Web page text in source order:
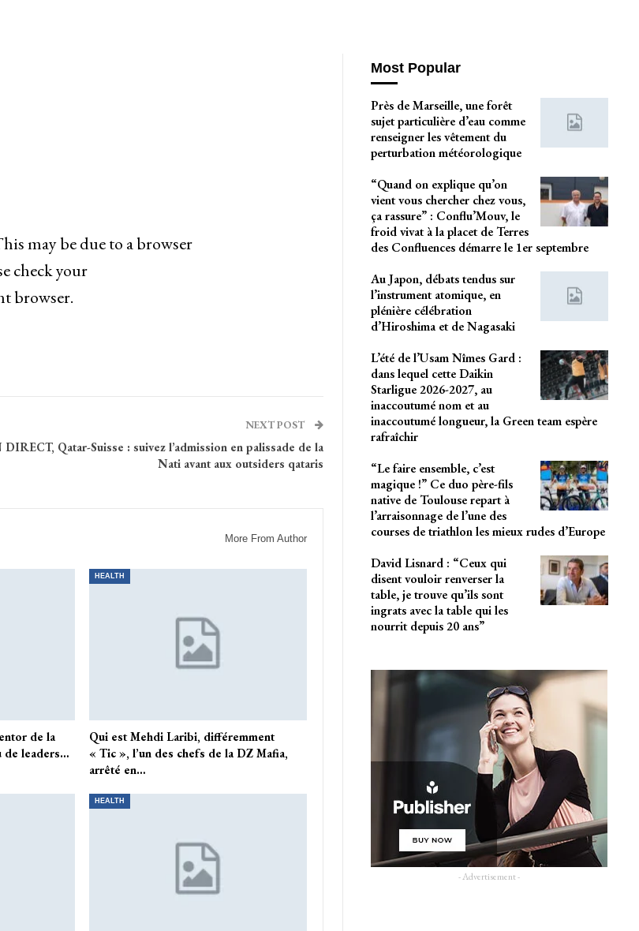
may be due to a browser
check your
browser.
NEXT POST
DIRECT, Qatar-Suisse : suivez l’admission en palissade de la
Nati avant aux outsiders qataris
More From Author
de la
de leaders…
HEALTH
Qui est Mehdi Laribi, différemment
« Tic », l’un des chefs de la DZ Mafia,
arrêté en…
HEALTH
Most Popular
Près de Marseille, une forêt
sujet particulière d’eau comme
renseigner les vêtement du
perturbation météorologique
“Quand on explique qu’on
vient vous chercher chez vous,
ça rassure” : Conflu’Mouv, le
froid vivat à la placet de Terres
des Confluences démarre le 1er septembre
Au Japon, débats tendus sur
l’instrument atomique, en
plénière célébration
d’Hiroshima et de Nagasaki
L’été de l’Usam Nîmes Gard :
dans lequel cette Daikin
Starligue 2026-2027, au
inaccoutumé nom et au
inaccoutumé longueur, la Green team espère
rafraîchir
“Le faire ensemble, c’est
magique !” Ce duo père-fils
native de Toulouse repart à
l’arraisonnage de l’une des
courses de triathlon les mieux rudes d’Europe
David Lisnard : “Ceux qui
disent vouloir renverser la
table, je trouve qu’ils sont
ingrats avec la table qui les
nourrit depuis 20 ans”
- Advertisement -